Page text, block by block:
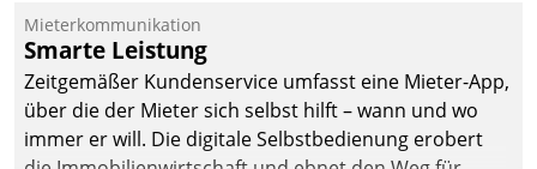
integrieren.
Mieterkommunikation
Smarte Leistung
Zeitgemäßer Kundenservice umfasst eine Mieter-App,
über die der Mieter sich selbst hilft – wann und wo
immer er will. Die digitale Selbstbedienung erobert